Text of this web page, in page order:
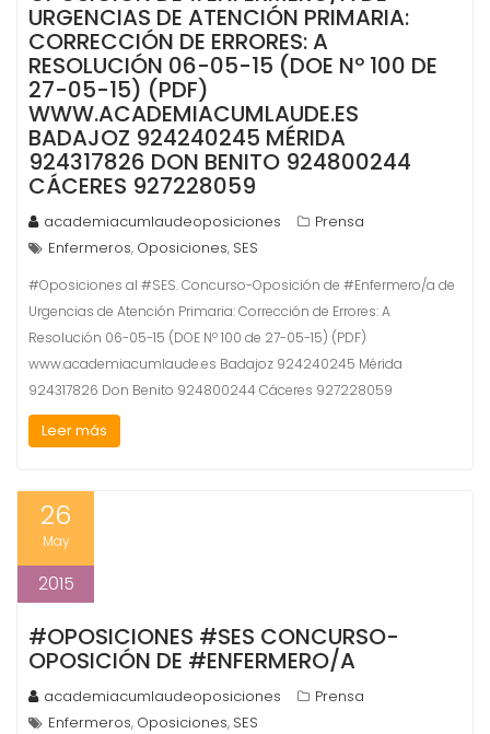
URGENCIAS DE ATENCIÓN PRIMARIA:
CORRECCIÓN DE ERRORES: A
RESOLUCIÓN 06-05-15 (DOE Nº 100 DE
27-05-15) (PDF)
WWW.ACADEMIACUMLAUDE.ES
BADAJOZ 924240245 MÉRIDA
924317826 DON BENITO 924800244
CÁCERES 927228059
academiacumlaudeoposiciones
Prensa
Enfermeros, Oposiciones, SES
#Oposiciones al #SES. Concurso-Oposición de #Enfermero/a de
Urgencias de Atención Primaria: Corrección de Errores: A
Resolución 06-05-15 (DOE Nº 100 de 27-05-15) (PDF)
www.academiacumlaude.es Badajoz 924240245 Mérida
924317826 Don Benito 924800244 Cáceres 927228059
Leer más
26
May
2015
#OPOSICIONES #SES CONCURSO-
OPOSICIÓN DE #ENFERMERO/A
academiacumlaudeoposiciones
Prensa
Enfermeros, Oposiciones, SES